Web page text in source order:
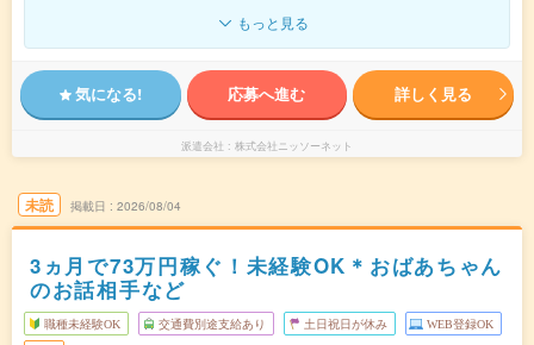
もっと見る
気になる! 応募へ進む 詳しく見る
派遣会社 株式会社ニッソーネット
未読 掲載日 2026/08/04
3ヵ月で73万円稼ぐ！未経験OK＊おばあちゃん
のお話相手など
職種未経験OK 交通費別途支給あり 土日祝日が休み WEB登録OK